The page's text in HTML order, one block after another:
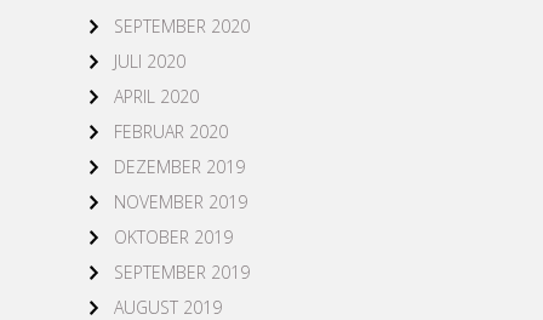
SEPTEMBER 2020
JULI 2020
APRIL 2020
FEBRUAR 2020
DEZEMBER 2019
NOVEMBER 2019
OKTOBER 2019
SEPTEMBER 2019
AUGUST 2019